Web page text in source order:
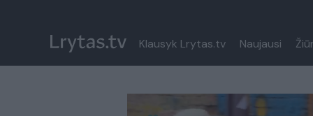
Klausyk Lrytas.tv Naujausi